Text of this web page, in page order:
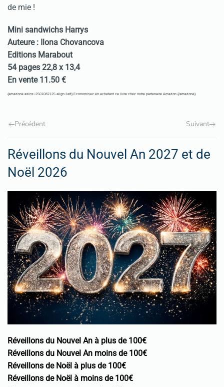
de mie !
Mini sandwichs Harrys
Auteure : Ilona Chovancova
Editions Marabout
54 pages 22,8 x 13,4
En vente 11.50 €
{amazone asins=2501082125 align=left} Economisez en achetant ce livre chez notre partenaire Amazon {/amazone}
Précédent Suivant
Réveillons du Nouvel An 2027 et de
Noël 2026
Réveillons du Nouvel An à plus de 100€
Réveillons du Nouvel An moins de 100€
Réveillons de Noël à plus de 100€
Réveillons de Noël à moins de 100€